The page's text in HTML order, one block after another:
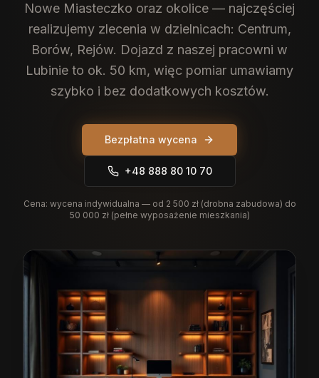
Nowe Miasteczko oraz okolice — najczęściej
realizujemy zlecenia w dzielnicach: Centrum,
Borów, Rejów. Dojazd z naszej pracowni w
Lubinie to ok. 50 km, więc pomiar umawiamy
szybko i bez dodatkowych kosztów.
Bezpłatna wycena
+48 888 80 10 70
Cena: wycena indywidualna — od 2 500 zł (drobna zabudowa) do
50 000 zł (pełne wyposażenie mieszkania)